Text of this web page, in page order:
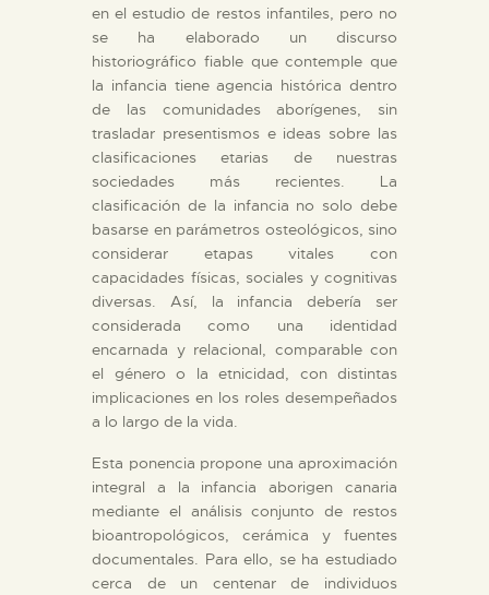
en el estudio de restos infantiles, pero no
se ha elaborado un discurso
historiográfico fiable que contemple que
la infancia tiene agencia histórica dentro
de las comunidades aborígenes, sin
trasladar presentismos e ideas sobre las
clasificaciones etarias de nuestras
sociedades más recientes. La
clasificación de la infancia no solo debe
basarse en parámetros osteológicos, sino
considerar etapas vitales con
capacidades físicas, sociales y cognitivas
diversas. Así, la infancia debería ser
considerada como una identidad
encarnada y relacional, comparable con
el género o la etnicidad, con distintas
implicaciones en los roles desempeñados
a lo largo de la vida.
Esta ponencia propone una aproximación
integral a la infancia aborigen canaria
mediante el análisis conjunto de restos
bioantropológicos, cerámica y fuentes
documentales. Para ello, se ha estudiado
cerca de un centenar de individuos